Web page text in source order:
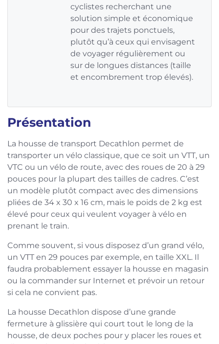
cyclistes recherchant une
solution simple et économique
pour des trajets ponctuels,
plutôt qu’à ceux qui envisagent
de voyager régulièrement ou
sur de longues distances (taille
et encombrement trop élevés).
Présentation
La housse de transport Decathlon permet de
transporter un vélo classique, que ce soit un VTT, un
VTC ou un vélo de route, avec des roues de 20 à 29
pouces pour la plupart des tailles de cadres. C’est
un modèle plutôt compact avec des dimensions
pliées de 34 x 30 x 16 cm, mais le poids de 2 kg est
élevé pour ceux qui veulent voyager à vélo en
prenant le train.
Comme souvent, si vous disposez d’un grand vélo,
un VTT en 29 pouces par exemple, en taille XXL. Il
faudra probablement essayer la housse en magasin
ou la commander sur Internet et prévoir un retour
si cela ne convient pas.
La housse Decathlon dispose d’une grande
fermeture à glissière qui court tout le long de la
housse, de deux poches pour y placer les roues et